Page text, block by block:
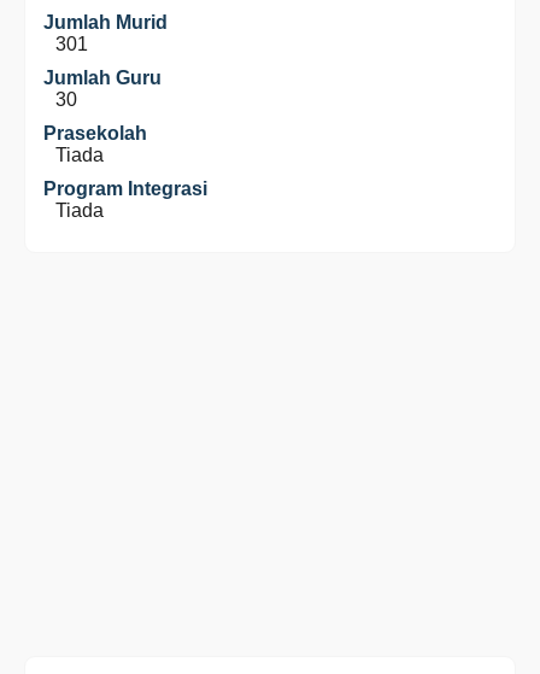
Jumlah Murid
301
Jumlah Guru
30
Prasekolah
Tiada
Program Integrasi
Tiada